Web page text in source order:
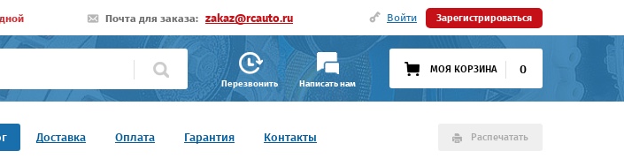
Почта для заказа: zakaz@rcauto.ru Войти Зарегистрироваться
Перезвонить Написать нам
МОЯ КОРЗИНА 0
Доставка Оплата Гарантия Контакты Распечатать